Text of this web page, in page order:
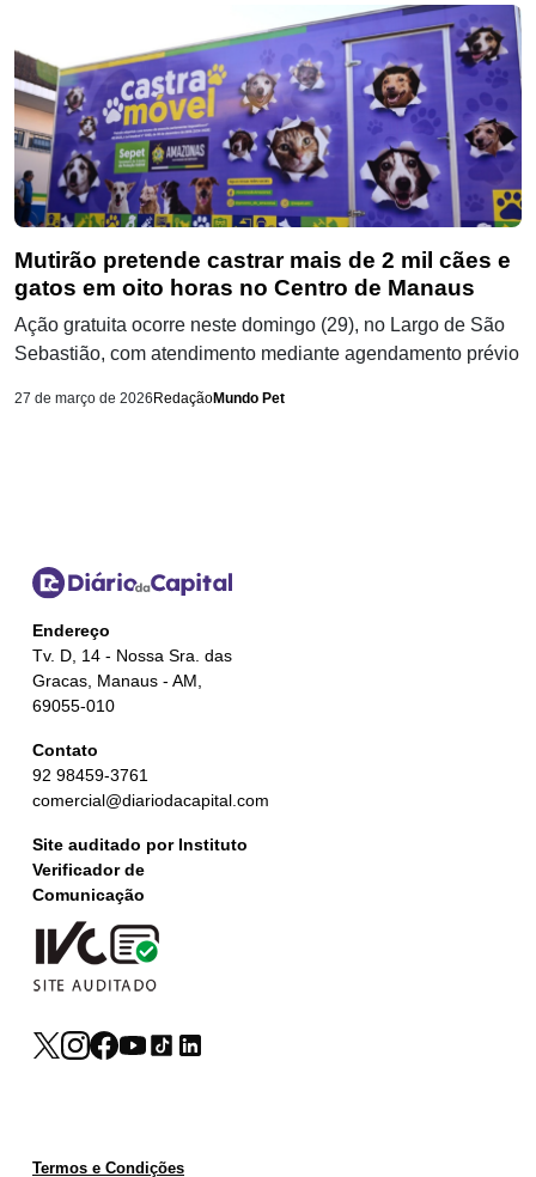
Mutirão pretende castrar mais de 2 mil cães e
gatos em oito horas no Centro de Manaus
Ação gratuita ocorre neste domingo (29), no Largo de São
Sebastião, com atendimento mediante agendamento prévio
27 de março de 2026 RedaçãoMundo Pet
Endereço
Tv. D, 14 - Nossa Sra. das
Gracas, Manaus - AM,
69055-010
Contato
92 98459-3761
comercial@diariodacapital.com
Site auditado por Instituto
Verificador de
Comunicação
Termos e Condições